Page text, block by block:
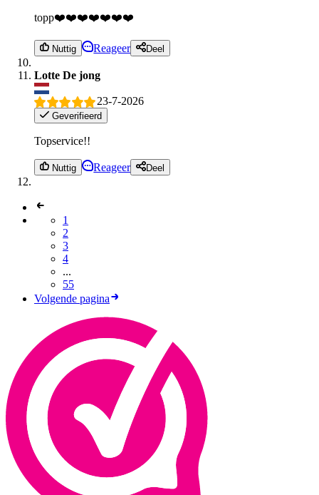
topp❤️❤️❤️❤️❤️❤️❤️
Nuttig Reageer Deel
Lotte De jong
23-7-2026
Geverifieerd
Topservice!!
Nuttig Reageer Deel
1
2
3
4
...
55
Volgende pagina